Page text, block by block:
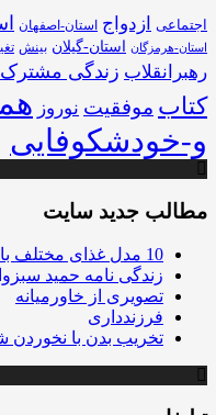
اجتماعی ازدواج استان-اصفهان
استان-هرمزگان استان-گیلان بینش
رهبرانقلاب زندگی مشترک
کتاب موفقیت نوروز
و-خودشکوفایی
مطالب جدید سایت
10 مدل غذای مختلف با سیب زمینی
زندگی نامه حمید
تصویری از خاورمیانه
فرزندداری
تخریب بدن با نخوردن